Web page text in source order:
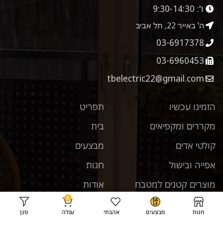
ו': 9:30-14:30
ה' באייר 22, תל אביב
03-6917378
03-6960453
tbelectric22@gmail.com
תפריט
בית
מבצעים
חנות
אודות
סל קניות
הזמינו עכשיו
מקררים ומקפיאים
קולטי אדים
אפייה ובישול
מוצרים קטנים למטבח
כביסה ייבוש וגיהוץ
חנות מבצעים אהבתי
0
עגלה סנן